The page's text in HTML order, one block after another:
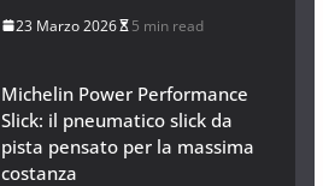
23 Marzo 2026 5 min read
Michelin Power Performance
Slick: il pneumatico slick da
pista pensato per la massima
costanza